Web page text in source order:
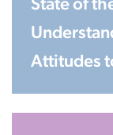
Attitudes